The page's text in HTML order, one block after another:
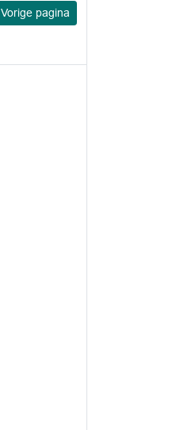
Vorige pagina